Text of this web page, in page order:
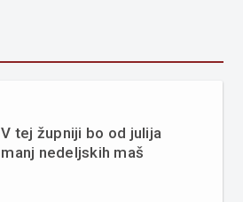
V tej župniji bo od julija
manj nedeljskih maš